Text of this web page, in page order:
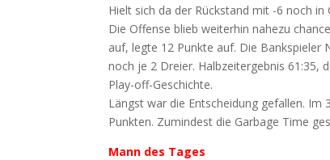
Hielt sich da der Rückstand mit -6 noch
Die Offense blieb weiterhin nahezu
auf, legte 12 Punkte auf. Die Bankspieler
noch je 2 Dreier. Halbzeitergebnis 61:35,
Play-off-Geschichte.
Längst war die Entscheidung gefallen.
Punkten. Zumindest die Garbage Time
Mann des Tages